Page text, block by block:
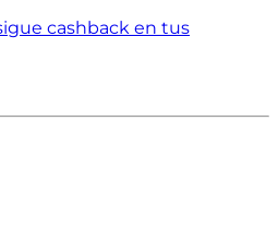
cashback en tus